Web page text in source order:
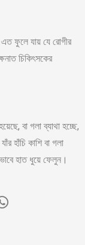
এত ফুলে যায় যে রোগীর
চিকিৎসকের
বা গলা ব্যাথা হচ্ছে,
হাঁচি কাশি বা গলা
হাত ধুয়ে ফেলুন।